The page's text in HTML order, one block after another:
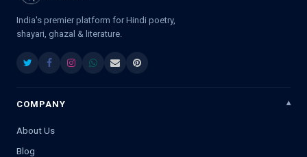
India's premier platform for Hindi poetry,
shayari, ghazal & literature.
COMPANY
About Us
Blog